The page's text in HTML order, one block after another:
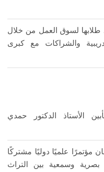
لسوق العمل من خلال
والشراكات مع كبرى
الأستاذ الدكتور حمدي
مؤتمرًا علميًا دوليًا مشتركًا
بصرية وسمعية بين التراث